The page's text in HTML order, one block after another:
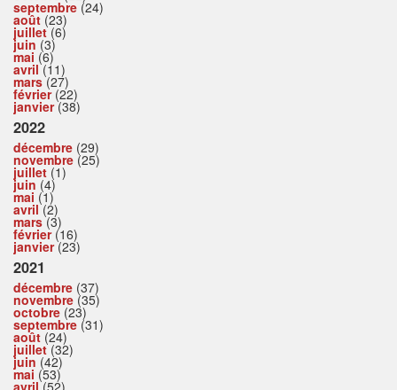
septembre (24)
août (23)
juillet(6)
juin (3)
mai (6)
avril(11)
mars(27)
février(22)
janvier(38)
2022
décembre (29)
novembre (25)
juillet (1)
juin (4)
mai (1)
avril(2)
mars(3)
février(16)
janvier(23)
2021
décembre (37)
novembre (35)
octobre (23)
septembre (31)
août (24)
juillet(32)
juin (42)
mai (53)
avril(52)